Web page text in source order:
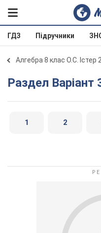
ГДЗ Підручники
Алгебра 8 клас О.С. Істер
Раздел Варіант
1 2